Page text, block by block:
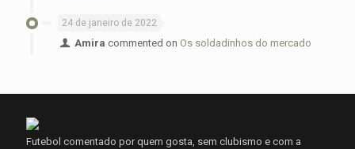
24 de janeiro de 2022
Amira commented onOs soldadinhos do mercado
Futebol comentado por quem gosta, sem clubismo e com a